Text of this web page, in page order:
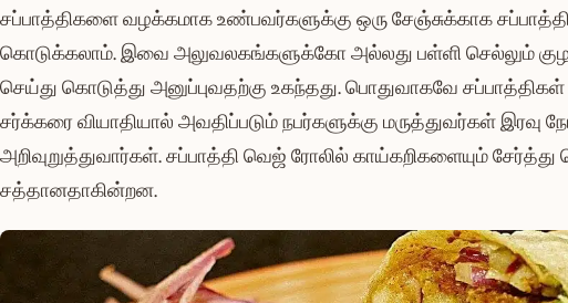
சப்பாத்திகளை வழக்கமாக உண்பவர்களுக்கு ஒரு சேஞ்சுக்காக
கொடுக்கலாம். இவை அலுவலகங்களுக்கோ அல்லது பள்ளி செல்லும்
செய்து கொடுத்து அனுப்புவதற்கு உகந்தது. பொதுவாகவே சப்பாத்திகள்
சர்க்கரை வியாதியால் அவதிப்படும் நபர்களுக்கு மருத்துவர்கள்
அறிவுறுத்துவார்கள். சப்பாத்தி வெஜ் ரோலில் காய்கறிகளையும்
சத்தானதாகின்றன.